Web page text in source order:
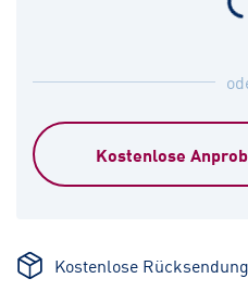
Kostenlose
Kostenlose